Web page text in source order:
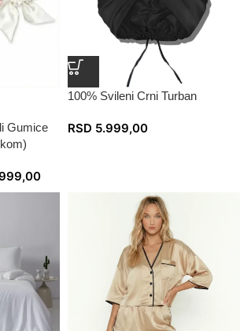
Gumice
100% Svileni Crni Turban
RSD 5.999,00